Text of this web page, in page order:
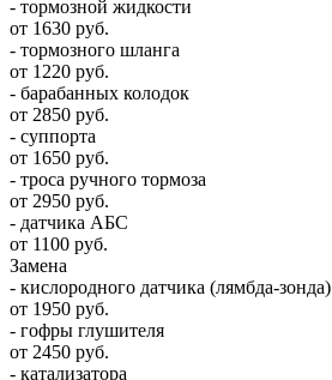
- тормозной жидкости
от 1630 руб.
- тормозного шланга
от 1220 руб.
- барабанных колодок
от 2850 руб.
- суппорта
от 1650 руб.
- троса ручного тормоза
от 2950 руб.
- датчика АБС
от 1100 руб.
Замена
- кислородного датчика (лямбда-зонда)
от 1950 руб.
- гофры глушителя
от 2450 руб.
- катализатора